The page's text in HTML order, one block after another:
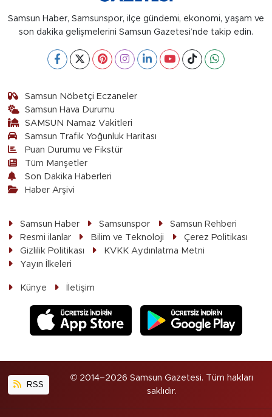
Samsun Haber, Samsunspor, ilçe gündemi, ekonomi, yaşam ve
son dakika gelişmelerini Samsun Gazetesi’nde takip edin.
Samsun Nöbetçi Eczaneler
Samsun Hava Durumu
SAMSUN Namaz Vakitleri
Samsun Trafik Yoğunluk Haritası
Puan Durumu ve Fikstür
Tüm Manşetler
Son Dakika Haberleri
Haber Arşivi
Samsun Haber Samsunspor
Samsun Rehberi
Resmi ilanlar
Bilim ve Teknoloji
Çerez Politikası
Gizlilik Politikası
KVKK Aydınlatma Metni
Yayın İlkeleri
Künye İletişim
RSS
© 2014–2026 Samsun Gazetesi. Tüm hakları
saklıdır.